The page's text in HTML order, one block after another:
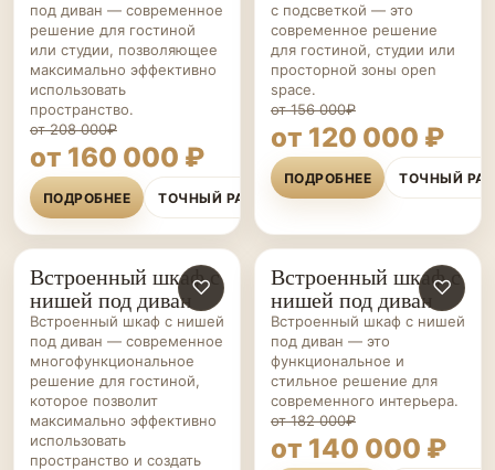
под диван — современное
решение для гостиной
или студии, позволяющее
максимально эффективно
использовать
пространство.
от 208 000₽
от 160 000 ₽
ПОДРОБНЕЕ ТОЧНЫЙ РАСЧЁТ
с подсветкой — это
современное решение
для гостиной, студии или
просторной зоны open
space.
от 156 000₽
от 120 000 ₽
ПОДРОБНЕЕ ТОЧНЫЙ
ШКАФЫ НА ЗАКАЗ ♡
Встроенный шкаф с
нишей под диван
Встроенный шкаф с нишей
под диван — современное
многофункциональное
решение для гостиной,
которое позволит
максимально эффективно
использовать
пространство и создать
ШКАФЫ НА ЗАКАЗ ♡
Встроенный шкаф с
нишей под диван
Встроенный шкаф с нишей
под диван — это
функциональное и
стильное решение для
современного интерьера.
от 182 000₽
от 140 000 ₽